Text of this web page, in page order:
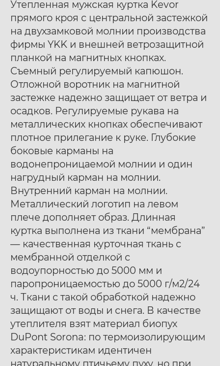
Ботинки муж. Harry
Hatchet Debris mono
black
40 41
42
43
44 45 46 47
Ботинки муж. Harry
Hatchet Bluff black
40
43
44 45 46
Утепленная мужская куртка Kevor
прямого кроя с центральной застежкой
на двухзамковой молнии производства
фирмы YKK и внешней ветрозащитной
планкой на магнитных кнопках.
Съемный регулируемый капюшон.
Отложной воротник на магнитной
застежке надежно защищает от ветра и
осадков. Регулируемые рукава на
металлических кнопках обеспечивают
плотное прилегание к руке. Глубокие
боковые карманы на
водонепроницаемой молнии и один
нагрудный карман на молнии.
Внутренний карман на молнии.
Металлический логотип на левом
плече дополняет образ. Длинная
куртка выполнена из ткани “мембрана”
— качественная курточная ткань с
мембранной отделкой с
водоупорностью до 5000 мм и
паропроницаемостью до 5000 г/м2/24
ч. Ткани с такой обработкой надежно
защищают от воды и снега. В качестве
утеплителя взят материал биопух
DuPont Sorona: по термоизолирующим
характеристикам идентичен
натуральному птичьему пуху, но при